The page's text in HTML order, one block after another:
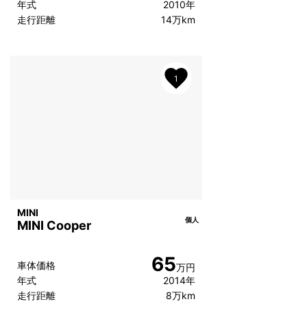
年式
2010年
走行距離
14万km
MINI
MINI Cooper
車体価格 65万円
年式
2014年
走行距離
8万km
1
個人